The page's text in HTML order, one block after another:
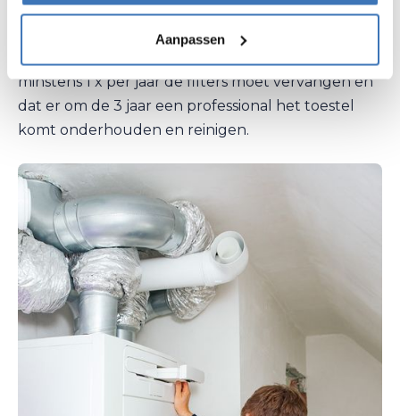
Aanpassen
Zeker! Zowel voor je toestel als voor je gezondheid
is het super belangrijk dat je ventilatiesysteem af
minstens 1 x per jaar de filters moet vervangen en
dat er om de 3 jaar een professional het toestel
komt onderhouden en reinigen.